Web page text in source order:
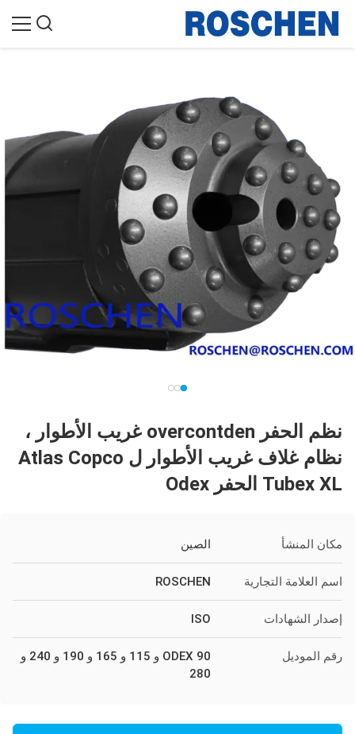
نظم الحفر overcontden غريب الأطوار ،
نظام غلاف غريب الأطوار ل Atlas Copco
Tubex XL الحفر Odex
مكان المنشأ الصين
اسم العلامة التجارية ROSCHEN
إصدار الشهادات ISO
رقم الموديل
ODEX 90 و 115 و 165 و 190 و 240 و
280